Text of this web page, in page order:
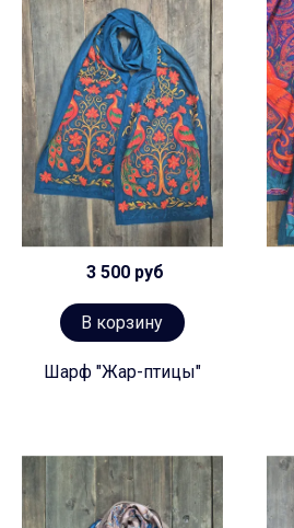
3 500 руб
В корзину
Шарф "Жар-птицы"